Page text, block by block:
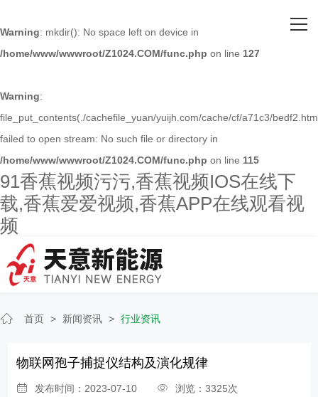
Warning: mkdir(): No space left on device in
/home/www/wwwroot/Z1024.COM/func.php on line 127
Warning:
file_put_contents(./cachefile_yuan/yuijh.com/cache/cf/a71c3/
failed to open stream: No such file or directory in
/home/www/wwwroot/Z1024.COM/func.php on line 115
91香蕉视频污污,香蕉视频IOS在线下
载,香蕉爱爱视频,香蕉APP在线观看视
频
关于91香蕉视频污污
主营产品
人才招聘
新闻资讯
联系91香蕉视频污污
首页 > 新闻资讯 > 行业资讯
物联网孢子捕捉仪结构及演化规律
发布时间：2023-07-10 浏览：3325次